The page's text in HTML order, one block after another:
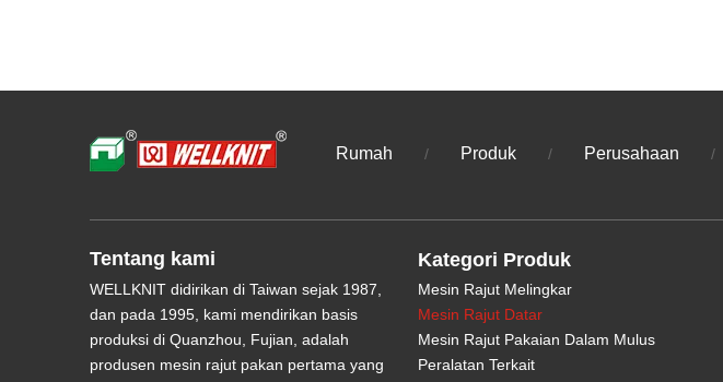
Rumah / Produk / Perusahaan /
Tentang kami
WELLKNIT didirikan di Taiwan sejak 1987,
dan pada 1995, kami mendirikan basis
produksi di Quanzhou, Fujian, adalah
produsen mesin rajut pakan pertama yang
Kategori Produk
Mesin Rajut Melingkar
Mesin Rajut Datar
Mesin Rajut Pakaian Dalam Mulus
Peralatan Terkait